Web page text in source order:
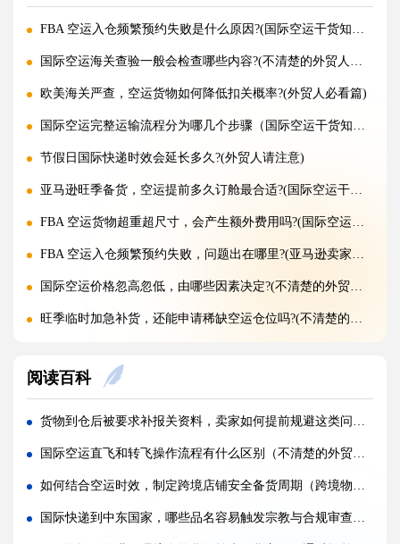
FBA 空运入仓频繁预约失败是什么原因?(国际空运干货知识分享)
国际空运海关查验一般会检查哪些内容?(不清楚的外贸人看过来)
欧美海关严查，空运货物如何降低扣关概率?(外贸人必看篇)
国际空运完整运输流程分为哪几个步骤（国际空运干货知识分享）
节假日国际快递时效会延长多久?(外贸人请注意)
亚马逊旺季备货，空运提前多久订舱最合适?(国际空运干货知识分享)
FBA 空运货物超重超尺寸，会产生额外费用吗?(国际空运干货知识分享)
FBA 空运入仓频繁预约失败，问题出在哪里?(亚马逊卖家请注意)
国际空运价格忽高忽低，由哪些因素决定?(不清楚的外贸人看过来)
旺季临时加急补货，还能申请稀缺空运仓位吗?(不清楚的外贸人看过来)
实木托盘无 IPPC 标识，空运落地除销毁外有哪些整改方式(国际空运干货知识分享)
空运到仓长期不上架，如何区分物流延误与亚马逊仓内拥堵?(国际空运干货知识分享)
美仓热门地址，空派派送经常拒收该怎么处理（不清楚的跨境卖家看过来）
海关认定货值偏高征税，有合规申诉减免税费的办法吗（国际快递干货知识分享）
国际快递包装做错直接破损（跨境发货包装指南）
阅读百科
货物到仓后被要求补报关资料，卖家如何提前规避这类问题（跨境电商卖家请注意）
国际空运直飞和转飞操作流程有什么区别（不清楚的外贸人看过来）
如何结合空运时效，制定跨境店铺安全备货周期（跨境物流干货知识分享）
国际快递到中东国家，哪些品名容易触发宗教与合规审查（跨境电商卖家请注意）